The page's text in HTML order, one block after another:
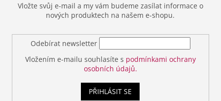
Vložte svůj e-mail a my vám budeme zasílat informace o
nových produktech na našem e-shopu.
Odebírat newsletter
Vložením e-mailu souhlasíte s podmínkami ochrany
osobních údajů.
PŘIHLÁSIT SE